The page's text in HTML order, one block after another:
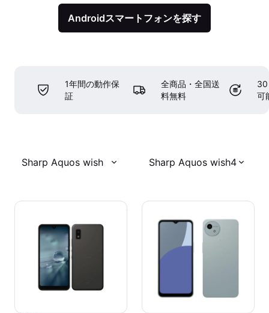
Androidスマートフォンを探す
1年間の動作保
証
全商品・全国送
料無料
30
可
Sharp Aquos wish Sharp Aquos wish4